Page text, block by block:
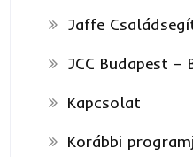
Jaffe
JCC Budapest –
Kapcsolat
Korábbi